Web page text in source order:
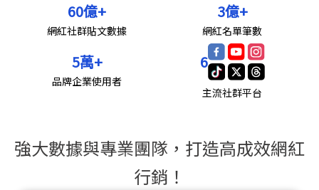
網紅社群貼文數據
60億+
網紅名單筆數
3億+
品牌企業使用者
5萬+
主流社群平台
6
強大數據與專業團隊，打造高成效網紅
行銷！